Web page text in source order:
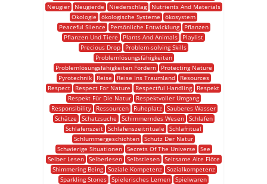
Neugier
Neugierde Niederschlag
Nutrients And Materials
Ökologie
ökologische Systeme
ökosystem
Peaceful Silence
Persönliche Entwicklung
Pflanzen
Pflanzen Und Tiere
Plants And Animals
Playlist
Precious Drop
Problem-solving Skills
Problemlösungsfähigkeiten
Problemlösungsfähigkeiten Fördern
Protecting Nature
Pyrotechnik
Reise Reise Ins Traumland
Resources
Respect
Respect For Nature Respectful Handling
Respekt
Respekt Für Die Natur
Respektvoller Umgang
Responsibility
Ressourcen Ruheplatz Sauberes Wasser
Schätze
Schatzsuche Schimmerndes Wesen
Schlafen
Schlafenszeit Schlafenszeitrituale
Schlafritual
Schlummergeschichten Schutz Der Natur
Schwierige Situationen
Secrets Of The Universe
See
Selber Lesen
Selberlesen Selbstlesen
Seltsame Alte Flöte
Shimmering Being
Soziale Kompetenz
Sozialkompetenz
Sparkling Stones Spielerisches Lernen Spielwaren